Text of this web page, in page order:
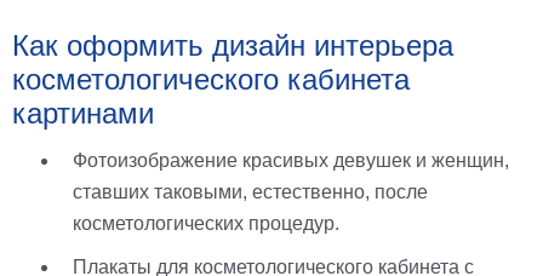
Пейзаж
Архитектура
В
офис
гостиную
Женщины
Как оформить дизайн интерьера
косметологического кабинета
картинами
Фотоизображение красивых девушек и женщин,
ставших таковыми, естественно, после
косметологических процедур.
Плакаты для косметологического кабинета с